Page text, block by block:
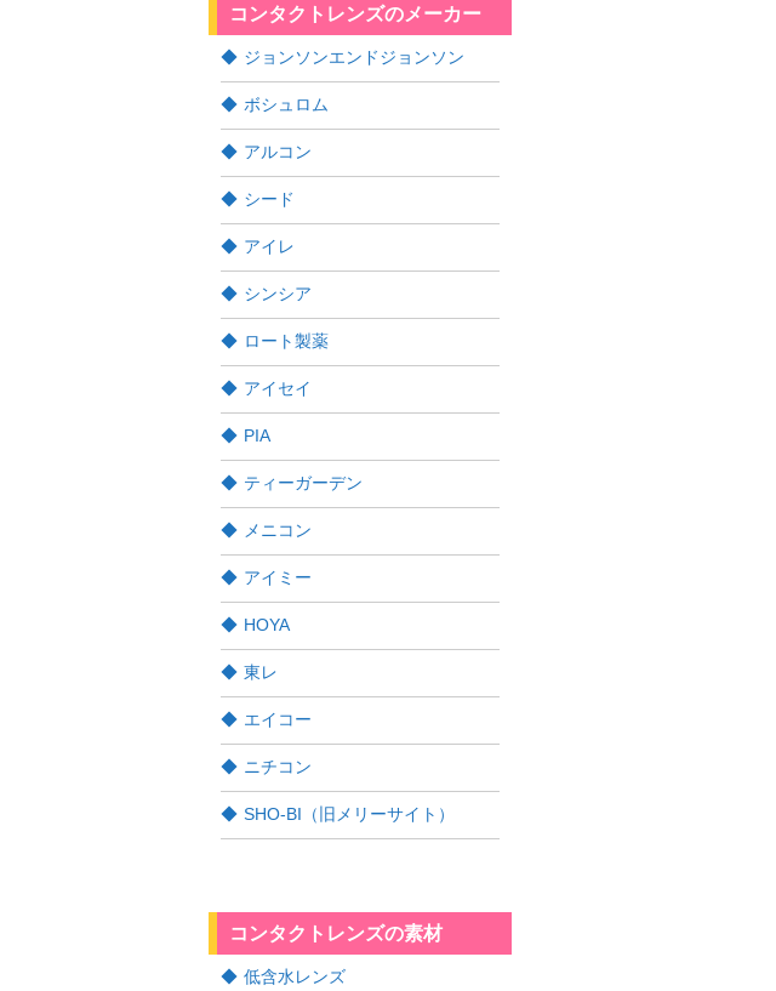
コンタクトレンズのメーカー
ジョンソンエンドジョンソン
ボシュロム
アルコン
シード
アイレ
シンシア
ロート製薬
アイセイ
PIA
ティーガーデン
メニコン
アイミー
HOYA
東レ
エイコー
ニチコン
SHO-BI（旧メリーサイト）
コンタクトレンズの素材
低含水レンズ